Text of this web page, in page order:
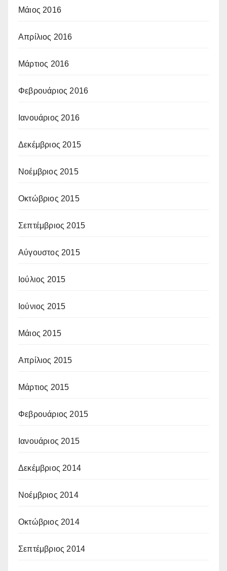
Μάιος 2016
Απρίλιος 2016
Μάρτιος 2016
Φεβρουάριος 2016
Ιανουάριος 2016
Δεκέμβριος 2015
Νοέμβριος 2015
Οκτώβριος 2015
Σεπτέμβριος 2015
Αύγουστος 2015
Ιούλιος 2015
Ιούνιος 2015
Μάιος 2015
Απρίλιος 2015
Μάρτιος 2015
Φεβρουάριος 2015
Ιανουάριος 2015
Δεκέμβριος 2014
Νοέμβριος 2014
Οκτώβριος 2014
Σεπτέμβριος 2014